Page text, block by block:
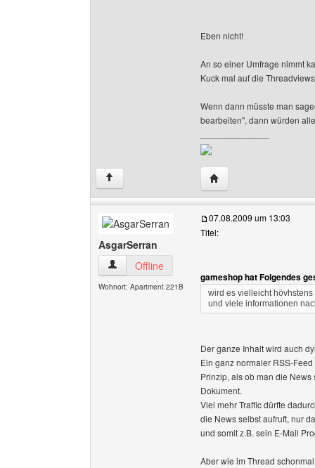
Eben nicht!
An so einer Umfrage nimmt
Kuck mal auf die
Wenn dann müsste man
bearbeiten", dann würden
↑ Website dieses
AsgarSerran
AsgarSerran Benutzer-Profile anzeigen
Offline
Wohnort: Apartment 221B
07.08.2009 um 13:03
Titel:
gameshop hat Folgendes
wird es vielleicht
und viele informationen
Der ganze Inhalt wird auch
Ein ganz normaler RSS-
Prinzip, als ob man die
Dokument.
Viel mehr Traffic dürfte
die News selbst aufruft, nur
und somit z.B. sein E-Mail
Aber wie im Thread